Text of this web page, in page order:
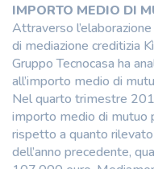
IMPORTO MEDIO DI
Attraverso
di mediazione creditizia
Gruppo Tecnocasa ha
all’importo medio di
Nel quarto trimestre
importo medio di mutuo
rispetto a quanto
dell’anno precedente,